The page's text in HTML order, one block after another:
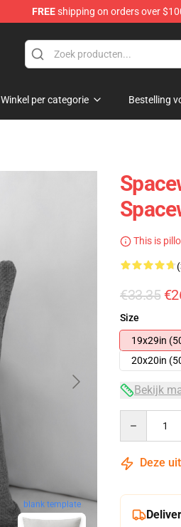
FREEshipping on orders over
Winkel per categorie Bestelling
blank template
This is
€33.35
Size
19x29in
20x20in
Bekijk
Deze